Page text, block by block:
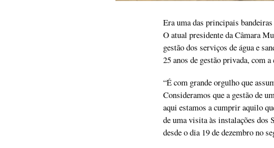
Era uma das principais
O atual presidente da Câmara
gestão dos serviços de água e
25 anos de gestão privada, com
“É com grande orgulho que
Consideramos que a gestão de
aqui estamos a cumprir aquilo
de uma visita às instalações
desde o dia 19 de dezembro no